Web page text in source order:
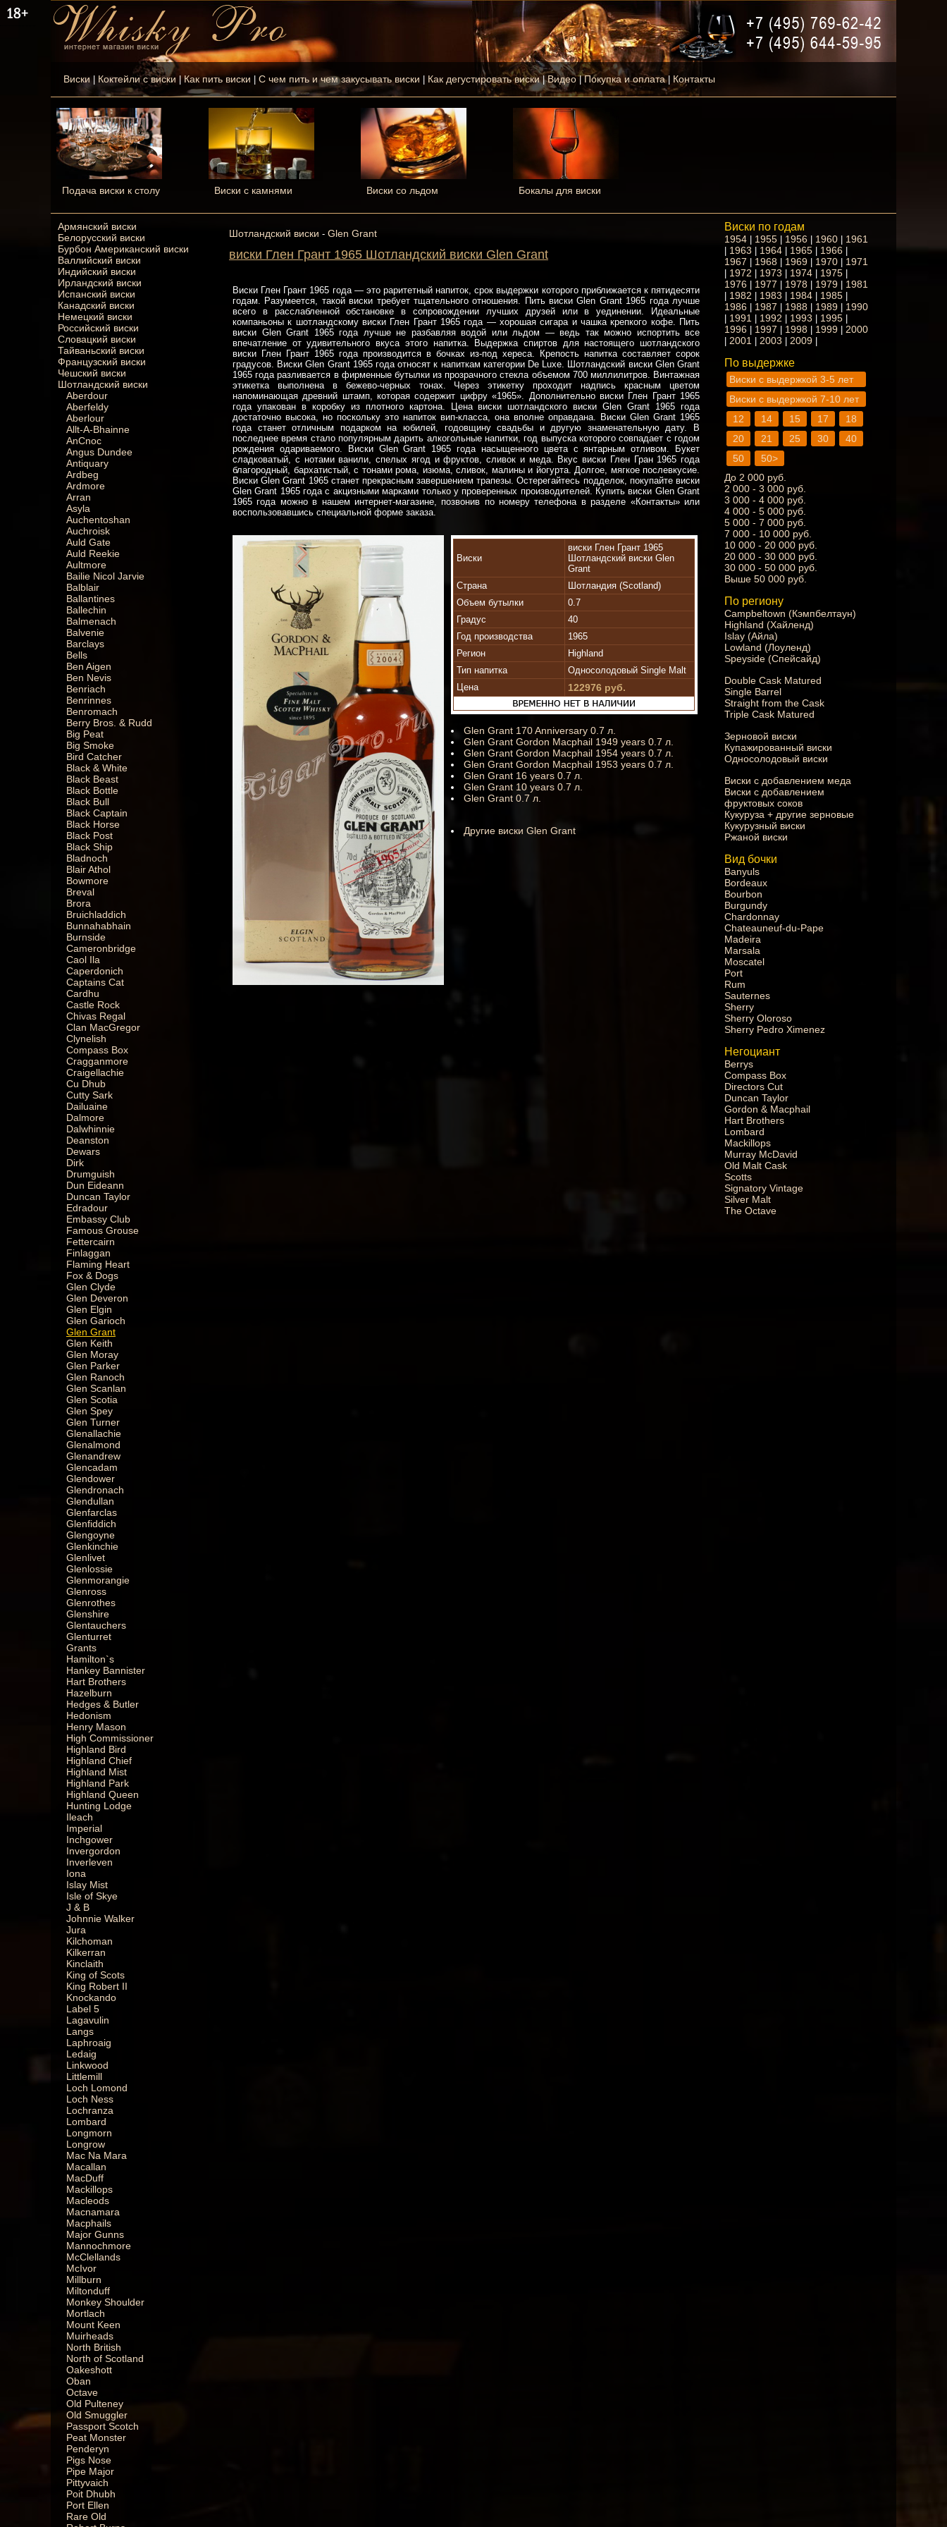
Виски| Коктейли с виски |Как пить виски С чем пить и чем закусывать виски Как дегустировать виски|Видео|Покупка и оплата| Контакты
Подача виски к столу Виски с камнями Виски со льдом Бокалы для виски
Армянский виски
Белорусский виски
Бурбон Американский виски
Валлийский виски
Индийский виски
Ирландский виски
Испанский виски
Канадский виски
Немецкий виски
Российский виски
Словацкий виски
Тайваньский виски
Французский виски
Чешский виски
Шотландский виски
Aberdour
Aberfeldy
Aberlour
Allt-A-Bhainne
AnCnoc
Angus Dundee
Antiquary
Ardbeg
Ardmore
Arran
Asyla
Auchentoshan
Auchroisk
Auld Gate
Auld Reekie
Aultmore
Bailie Nicol Jarvie
Balblair
Ballantines
Ballechin
Balmenach
Balvenie
Barclays
Bells
Ben Aigen
Ben Nevis
Benriach
Benrinnes
Benromach
Berry Bros. & Rudd
Big Peat
Big Smoke
Bird Catcher
Black & White
Black Beast
Black Bottle
Black Bull
Black Captain
Black Horse
Black Post
Black Ship
Bladnoch
Blair Athol
Bowmore
Breval
Brora
Bruichladdich
Bunnahabhain
Burnside
Cameronbridge
Caol Ila
Caperdonich
Captains Cat
Cardhu
Castle Rock
Chivas Regal
Clan MacGregor
Clynelish
Compass Box
Cragganmore
Craigellachie
Cu Dhub
Cutty Sark
Dailuaine
Dalmore
Dalwhinnie
Deanston
Dewars
Dirk
Drumguish
Dun Eideann
Duncan Taylor
Edradour
Embassy Club
Famous Grouse
Fettercairn
Finlaggan
Flaming Heart
Fox & Dogs
Glen Clyde
Glen Deveron
Glen Elgin
Glen Garioch
Glen Grant
Glen Keith
Glen Moray
Glen Parker
Glen Ranoch
Glen Scanlan
Glen Scotia
Glen Spey
Glen Turner
Glenallachie
Glenalmond
Glenandrew
Glencadam
Glendower
Glendronach
Glendullan
Glenfarclas
Glenfiddich
Glengoyne
Glenkinchie
Glenlivet
Glenlossie
Glenmorangie
Glenross
Glenrothes
Glenshire
Glentauchers
Glenturret
Grants
Hamilton`s
Hankey Bannister
Hart Brothers
Hazelburn
Hedges & Butler
Hedonism
Henry Mason
High Commissioner
Highland Bird
Highland Chief
Highland Mist
Highland Park
Highland Queen
Hunting Lodge
Ileach
Imperial
Inchgower
Invergordon
Inverleven
Iona
Islay Mist
Isle of Skye
J & B
Johnnie Walker
Jura
Kilchoman
Kilkerran
Kinclaith
King of Scots
King Robert II
Knockando
Label 5
Lagavulin
Langs
Laphroaig
Ledaig
Linkwood
Littlemill
Loch Lomond
Loch Ness
Lochranza
Lombard
Longmorn
Longrow
Mac Na Mara
Macallan
MacDuff
Mackillops
Macleods
Macnamara
Macphails
Major Gunns
Mannochmore
McClellands
McIvor
Millburn
Miltonduff
Monkey Shoulder
Mortlach
Mount Keen
Muirheads
North British
North of Scotland
Oakeshott
Oban
Octave
Old Pulteney
Old Smuggler
Passport Scotch
Peat Monster
Penderyn
Pigs Nose
Pipe Major
Pittyvaich
Poit Dhubh
Port Ellen
Rare Old
Шотландский виски - Glen Grant
виски Глен Грант 1965 Шотландский виски Glen Grant
Виски Глен Грант 1965 года — это раритетный напиток, срок выдержки которого приближается к пятидесяти
годам. Разумеется, такой виски требует тщательного отношения. Пить виски Glen Grant 1965 года лучше
всего в расслабленной обстановке в сопровождении лучших друзей или в уединении. Идеальные
компаньоны к шотландскому виски Глен Грант 1965 года — хорошая сигара и чашка крепкого кофе. Пить
виски Glen Grant 1965 года лучше не разбавляя водой или льдом — ведь так можно испортить все
впечатление от удивительного вкуса этого напитка. Выдержка спиртов для настоящего шотландского
виски Глен Грант 1965 года производится в бочках из-под хереса. Крепость напитка составляет сорок
градусов. Виски Glen Grant 1965 года относят к напиткам категории De Luxe. Шотландский виски Glen Grant
1965 года разливается в фирменные бутылки из прозрачного стекла объемом 700 миллилитров. Винтажная
этикетка выполнена в бежево-черных тонах. Через этикетку проходит надпись красным цветом
напоминающая древний штамп, которая содержит цифру «1965». Дополнительно виски Глен Грант 1965
года упакован в коробку из плотного картона. Цена виски шотландского виски Glen Grant 1965 года
достаточно высока, но поскольку это напиток вип-класса, она вполне оправдана. Виски Glen Grant 1965
года станет отличным подарком на юбилей, годовщину свадьбы и другую знаменательную дату. В
последнее время стало популярным дарить алкогольные напитки, год выпуска которого совпадает с годом
рождения одариваемого. Виски Glen Grant 1965 года насыщенного цвета с янтарным отливом. Букет
сладковатый, с нотами ванили, спелых ягод и фруктов, сливок и меда. Вкус виски Глен Гран 1965 года
благородный, бархатистый, с тонами рома, изюма, сливок, малины и йогурта. Долгое, мягкое послевкусие.
Виски Glen Grant 1965 станет прекрасным завершением трапезы. Остерегайтесь подделок, покупайте виски
Glen Grant 1965 года с акцизными марками только у проверенных производителей. Купить виски Glen Grant
1965 года можно в нашем интернет-магазине, позвонив по номеру телефона в разделе «Контакты» или
воспользовавшись специальной форме заказа.
Виски
виски Глен Грант 1965
Шотландский виски Glen
Grant
Страна
Шотландия (Scotland)
Объем бутылки
0.7
Градус
40
Год производства
1965
Регион
Highland
Тип напитка
Односолодовый Single Malt
Цена
122976 руб.
Glen Grant 170 Anniversary 0.7 л.
Glen Grant Gordon Macphail 1949 years 0.7 л.
Glen Grant Gordon Macphail 1954 years 0.7 л.
Glen Grant Gordon Macphail 1953 years 0.7 л.
Glen Grant 16 years 0.7 л.
Glen Grant 10 years 0.7 л.
Glen Grant 0.7 л.
Другие виски Glen Grant
Виски по годам
1954 1955 1956 1960 1961
1963 1964 1965 1966
1967 1968 1969 1970 1971
1972 1973 1974 1975
1976 1977 1978 1979 1981
1982 1983 1984 1985
1986 1987 1988 1989 1990
1991 1992 1993 1995
1996 1997 1998 1999 2000
2001 2003 2009
По выдержке
Виски с выдержкой 3-5 лет
Виски с выдержкой 7-10 лет
12
14 15 17
18
20
21 25 30
40
50
50>
До 2 000 руб.
2 000 - 3 000 руб.
3 000 - 4 000 руб.
4 000 - 5 000 руб.
5 000 - 7 000 руб.
7 000 - 10 000 руб.
10 000 - 20 000 руб.
20 000 - 30 000 руб.
30 000 - 50 000 руб.
Выше 50 000 руб.
По региону
Campbeltown (Кэмпбелтаун)
Highland (Хайленд)
Islay (Айла)
Lowland (Лоуленд)
Speyside (Спейсайд)
Double Cask Matured
Single Barrel
Straight from the Cask
Triple Cask Matured
Зерновой виски
Купажированный виски
Односолодовый виски
Виски с добавлением меда
Виски с добавлением
фруктовых соков
Кукуруза + другие зерновые
Кукурузный виски
Ржаной виски
Вид бочки
Banyuls
Bordeaux
Bourbon
Burgundy
Chardonnay
Chateauneuf-du-Pape
Madeira
Marsala
Moscatel
Port
Rum
Sauternes
Sherry
Sherry Oloroso
Sherry Pedro Ximenez
Негоциант
Berrys
Compass Box
Directors Cut
Duncan Taylor
Gordon & Macphail
Hart Brothers
Lombard
Mackillops
Murray McDavid
Old Malt Cask
Scotts
Signatory Vintage
Silver Malt
The Octave